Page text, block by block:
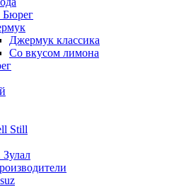
Бюрег
Джермук классика
Со вкусом лимона
Still